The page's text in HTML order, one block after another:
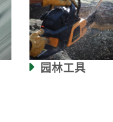
园林工具